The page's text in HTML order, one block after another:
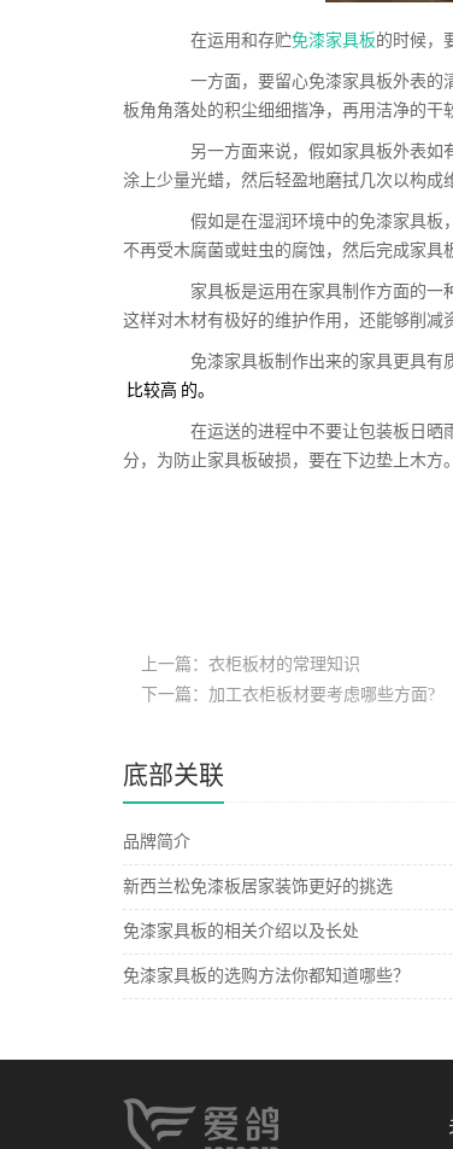
在运用和存贮免漆家具板的时候，
一方面，要留心免漆家具板外表的清
板角角落处的积尘细细揩净，再用洁净的干
另一方面来说，假如家具板外表如有
涂上少量光蜡，然后轻盈地磨拭几次以构成
假如是在湿润环境中的免漆家具板，
不再受木腐菌或蛀虫的腐蚀，然后完成家具
家具板是运用在家具制作方面的一种
这样对木材有极好的维护作用，还能够削减
免漆家具板制作出来的家具更具有质
比较高 的。
在运送的进程中不要让包装板日晒雨
分，为防止家具板破损，要在下边垫上木方。
上一篇：衣柜板材的常理知识
下一篇：加工衣柜板材要考虑哪些方面?
底部关联
品牌简介
新西兰松免漆板居家装饰更好的挑选
免漆家具板的相关介绍以及长处
免漆家具板的选购方法你都知道哪些？